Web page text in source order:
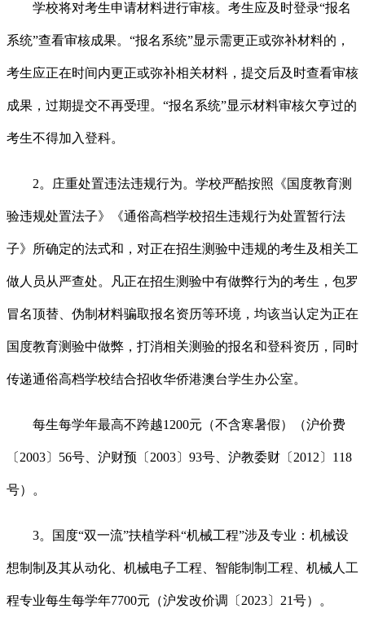
学校将对考生申请材料进行审核。考生应及时登录“报名
系统”查看审核成果。“报名系统”显示需更正或弥补材料的，
考生应正在时间内更正或弥补相关材料，提交后及时查看审核
成果，过期提交不再受理。“报名系统”显示材料审核欠亨过的
考生不得加入登科。
2。庄重处置违法违规行为。学校严酷按照《国度教育测
验违规处置法子》《通俗高档学校招生违规行为处置暂行法
子》所确定的法式和，对正在招生测验中违规的考生及相关工
做人员从严查处。凡正在招生测验中有做弊行为的考生，包罗
冒名顶替、伪制材料骗取报名资历等环境，均该当认定为正在
国度教育测验中做弊，打消相关测验的报名和登科资历，同时
传递通俗高档学校结合招收华侨港澳台学生办公室。
每生每学年最高不跨越1200元（不含寒暑假）（沪价费
〔2003〕56号、沪财预〔2003〕93号、沪教委财〔2012〕118
号）。
3。国度“双一流”扶植学科“机械工程”涉及专业：机械设
想制制及其从动化、机械电子工程、智能制制工程、机械人工
程专业每生每学年7700元（沪发改价调〔2023〕21号）。